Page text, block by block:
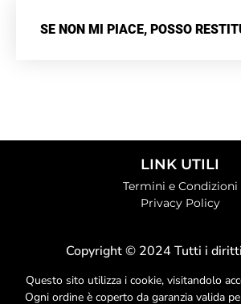
SE NON MI PIACE, POSSO
LINK UTILI
Termini e Condizioni
Privacy Policy
Copyright © 2024 Tutti i
Questo sito utilizza i cookie, visitandolo
Ogni ordine è coperto da garanzia valida